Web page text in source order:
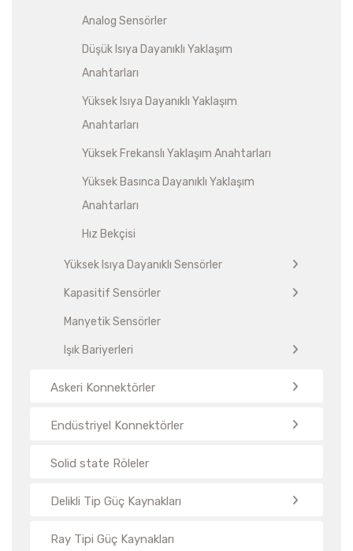
Analog Sensörler
Düşük Isıya Dayanıklı Yaklaşım
Anahtarları
Yüksek Isıya Dayanıklı Yaklaşım
Anahtarları
Yüksek Frekanslı Yaklaşım Anahtarları
Yüksek Basınca Dayanıklı Yaklaşım
Anahtarları
Hız Bekçisi
Yüksek Isıya Dayanıklı Sensörler
Kapasitif Sensörler
Manyetik Sensörler
Işık Bariyerleri
Askeri Konnektörler
Endüstriyel Konnektörler
Solid state Röleler
Delikli Tip Güç Kaynakları
Ray Tipi Güç Kaynakları